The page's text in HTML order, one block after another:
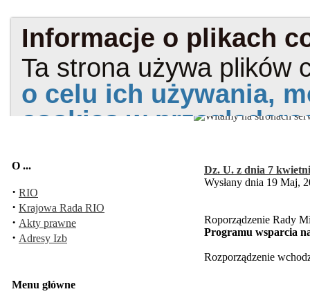
O ...
· RIO
· Krajowa Rada RIO
· Akty prawne
· Adresy Izb
Menu główne
Dz. U. z dnia 7
Wysłany dnia 19 Maj,
Roporządzenie Rady
Programu wsparcia
Rozporządzenie